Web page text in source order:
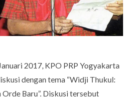
2017, KPO PRP Yogyakarta
dengan tema “Widji Thukul:
Baru”. Diskusi tersebut